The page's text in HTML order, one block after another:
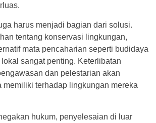
harus menjadi bagian dari solusi.
tentang konservasi lingkungan,
mata pencaharian seperti budidaya
sangat penting. Keterlibatan
dan pelestarian akan
memiliki terhadap lingkungan mereka
hukum, penyelesaian di luar